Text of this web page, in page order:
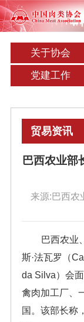
关于协会
党建工作
贸易资讯
巴西农业部
来源:巴西
巴西农业
斯·法瓦罗（
da Silva）会
禽肉加工厂、
国。该部长称